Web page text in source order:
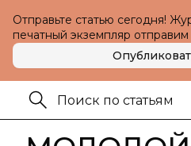
Отправьте статью сегодня!
печатный экземпляр отправим